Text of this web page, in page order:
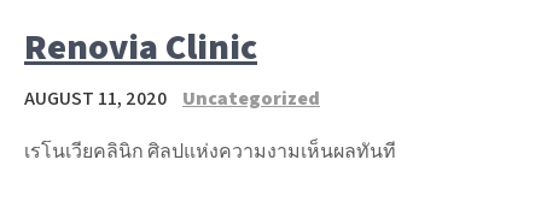
Renovia Clinic
AUGUST 11, 2020 Uncategorized
เรโนเวียคลินิก ศิลปแห่งความงามเห็นผลทันที